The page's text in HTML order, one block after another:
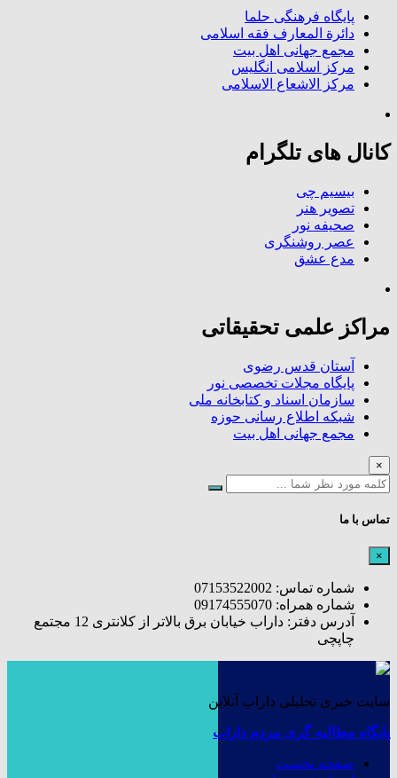
پایگاه فرهنگی حلما
دائرة المعارف فقه اسلامی
مجمع جهانی اهل بیت
مرکز اسلامی انگلیس
مرکز الاشعاع الاسلامی
کانال های تلگرام
بیسیم چی
تصویر هنر
صحیفه نور
عصر روشنگری
مدع عشق
مراکز علمی تحقیقاتی
آستان قدس رضوی
پایگاه مجلات تخصصی نور
سازمان اسناد و کتابخانه ملی
شبکه اطلاع رسانی حوزه
مجمع جهانی اهل بیت
×
تماس با ما
×
شماره تماس: 07153522002
شماره همراه: 09174555070
آدرس دفتر: داراب خیابان برق بالاتر از کلانتری 12 مجتمع
چاپچی
سایت خبری تحلیلی داراب آنلاین
پایگاه مطالبه گری مردم داراب
صفحه نخست